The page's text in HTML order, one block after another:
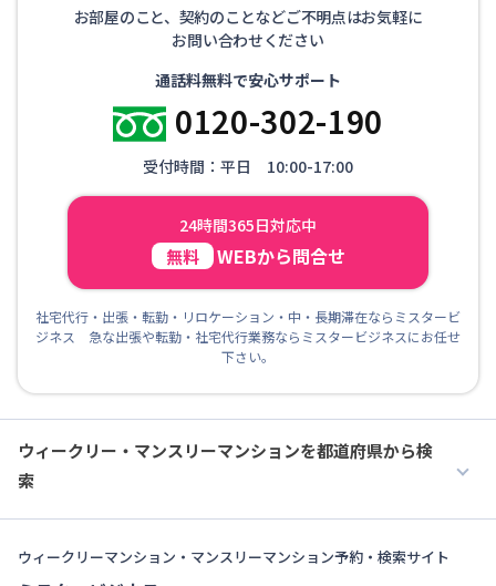
お部屋のこと、契約のことなどご不明点はお気軽に
お問い合わせください
通話料無料で安心サポート
0120-302-190
受付時間：平日 10:00-17:00
24時間365日対応中
無料 WEBから問合せ
社宅代行・出張・転勤・リロケーション・中・長期滞在ならミスタービ
ジネス 急な出張や転勤・社宅代行業務ならミスタービジネスにお任せ
下さい。
ウィークリー・マンスリーマンションを都道府県から検
索
ウィークリーマンション・マンスリーマンション予約・検索サイト